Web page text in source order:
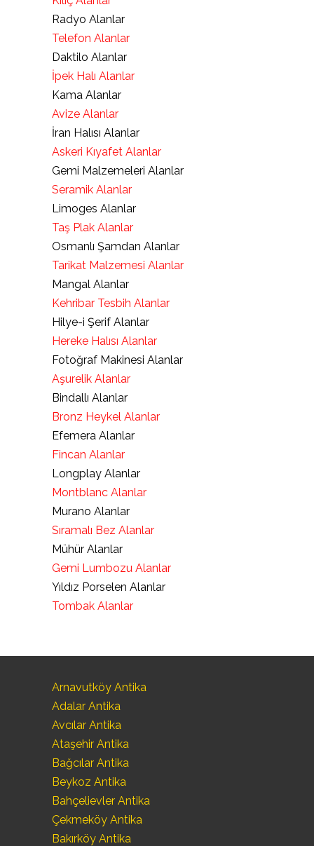
Radyo Alanlar
Telefon Alanlar
Daktilo Alanlar
İpek Halı Alanlar
Kama Alanlar
Avize Alanlar
İran Halısı Alanlar
Askeri Kıyafet Alanlar
Gemi Malzemeleri Alanlar
Seramik Alanlar
Limoges Alanlar
Taş Plak Alanlar
Osmanlı Şamdan Alanlar
Tarikat Malzemesi Alanlar
Mangal Alanlar
Kehribar Tesbih Alanlar
Hilye-i Şerif Alanlar
Hereke Halısı Alanlar
Fotoğraf Makinesi Alanlar
Aşurelik Alanlar
Bindallı Alanlar
Bronz Heykel Alanlar
Efemera Alanlar
Fincan Alanlar
Longplay Alanlar
Montblanc Alanlar
Murano Alanlar
Sıramalı Bez Alanlar
Mühür Alanlar
Gemi Lumbozu Alanlar
Yıldız Porselen Alanlar
Tombak Alanlar
Arnavutköy Antika
Adalar Antika
Avcılar Antika
Ataşehir Antika
Bağcılar Antika
Beykoz Antika
Bahçelievler Antika
Çekmeköy Antika
Bakırköy Antika